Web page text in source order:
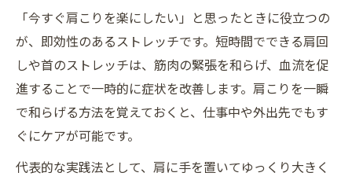
「今すぐ肩こりを楽にしたい」と思ったときに役立つの
が、即効性のあるストレッチです。短時間でできる肩回
しや首のストレッチは、筋肉の緊張を和らげ、血流を促
進することで一時的に症状を改善します。肩こりを一瞬
で和らげる方法を覚えておくと、仕事中や外出先でもす
ぐにケアが可能です。
代表的な実践法として、肩に手を置いてゆっくり大きく